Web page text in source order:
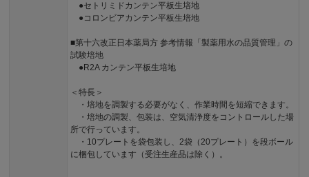
●セトリミドカンテン平板生培地
●コロンビアカンテン平板生培地
■第十六改正日本薬局方 参考情報「製薬用水の品質管理」の
試験培地
●R2A カンテン平板生培地
＜特長＞
・培地を調製する必要がなく、作業時間を短縮できます。
・培地の調製、包装は、空気清浄度をコントロールした場
所で行っています。
・10プレートを袋包装し、2袋（20プレート）を段ボール
に梱包しています（受注生産品は除く）。